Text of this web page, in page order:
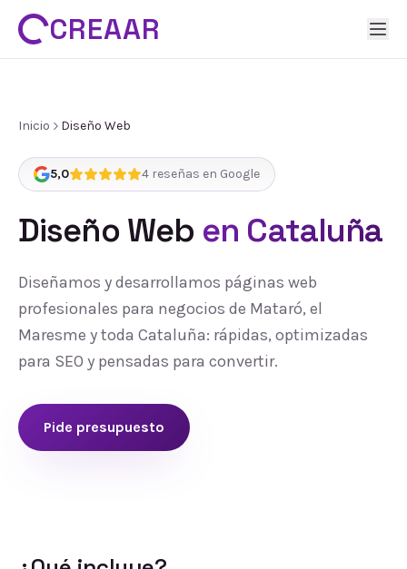
CREAAR
Inicio Diseño Web
5,0 4 reseñas en Google
Diseño Web en Cataluña
Diseñamos y desarrollamos páginas web
profesionales para negocios de Mataró, el
Maresme y toda Cataluña: rápidas, optimizadas
para SEO y pensadas para convertir.
Pide presupuesto